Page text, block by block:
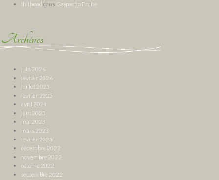
thithoad dans Gaspacho Fruité
Archives
juin 2026
février 2026
juillet 2025
février 2025
avril 2024
juin 2023
mai 2023
mars 2023
février 2023
décembre 2022
novembre 2022
octobre 2022
septembre 2022